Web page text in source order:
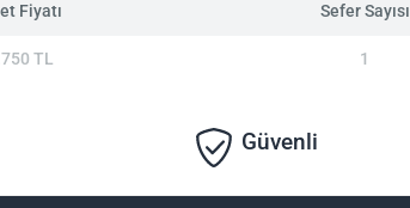
Fiyatı Sefer Sayısı
TL 1
Güvenli